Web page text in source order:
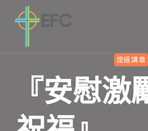
證道講章
『安慰